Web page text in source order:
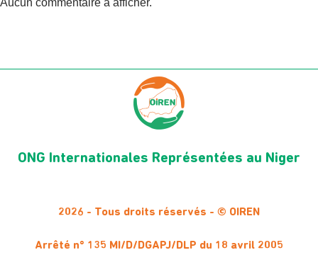
Aucun commentaire à afficher.
ONG Internationales Représentées au Niger
2026 - Tous droits réservés - © OIREN
Arrêté n° 135 MI/D/DGAPJ/DLP du 18 avril 2005